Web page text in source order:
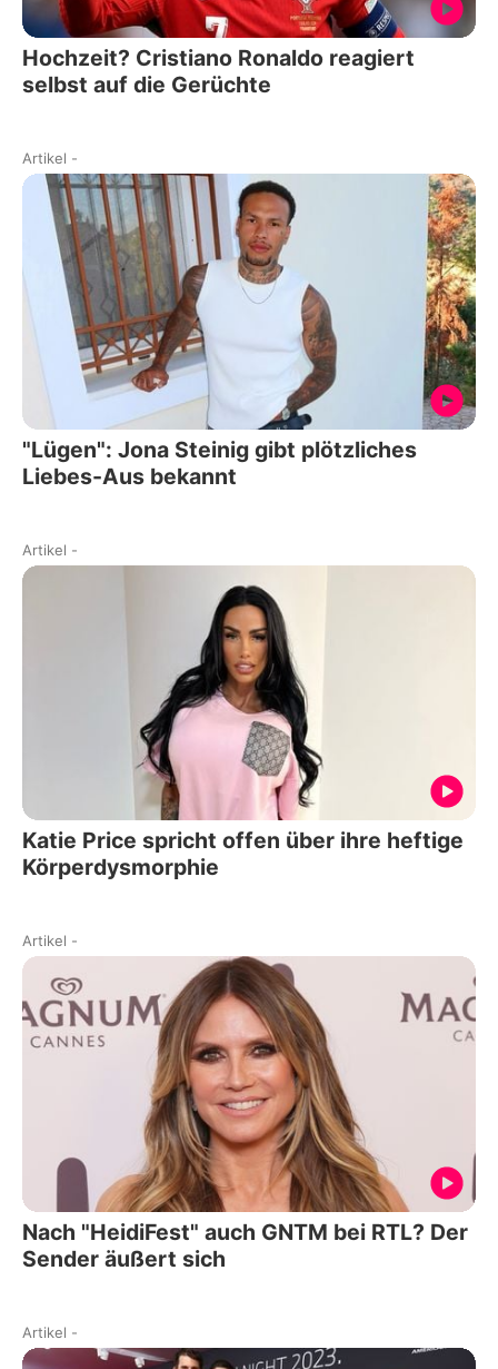
Hochzeit? Cristiano Ronaldo reagiert
selbst auf die Gerüchte
Artikel -
"Lügen": Jona Steinig gibt plötzliches
Liebes-Aus bekannt
Artikel -
Katie Price spricht offen über ihre heftige
Körperdysmorphie
Artikel -
Nach "HeidiFest" auch GNTM bei RTL? Der
Sender äußert sich
Artikel -